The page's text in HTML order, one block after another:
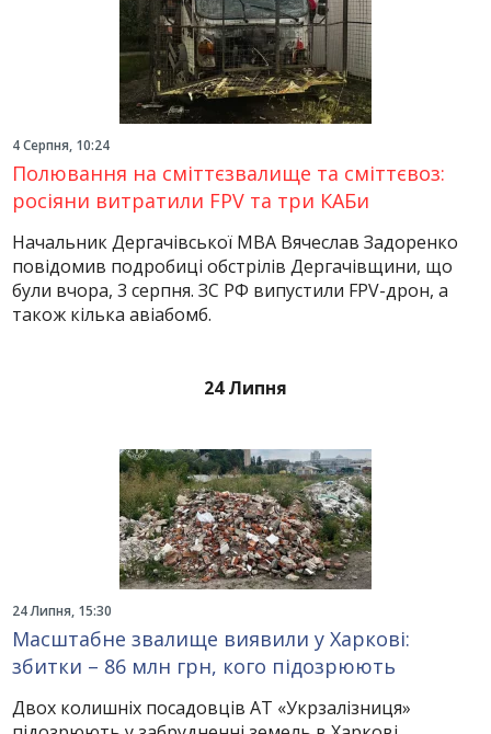
4 Серпня, 10:24
Полювання на сміттєзвалище та сміттєвоз:
росіяни витратили FPV та три КАБи
Начальник Дергачівської МВА Вячеслав Задоренко
повідомив подробиці обстрілів Дергачівщини, що
були вчора, 3 серпня. ЗС РФ випустили FPV-дрон, а
також кілька авіабомб.
24 Липня
24 Липня, 15:30
Масштабне звалище виявили у Харкові:
збитки – 86 млн грн, кого підозрюють
Двох колишніх посадовців АТ «Укрзалізниця»